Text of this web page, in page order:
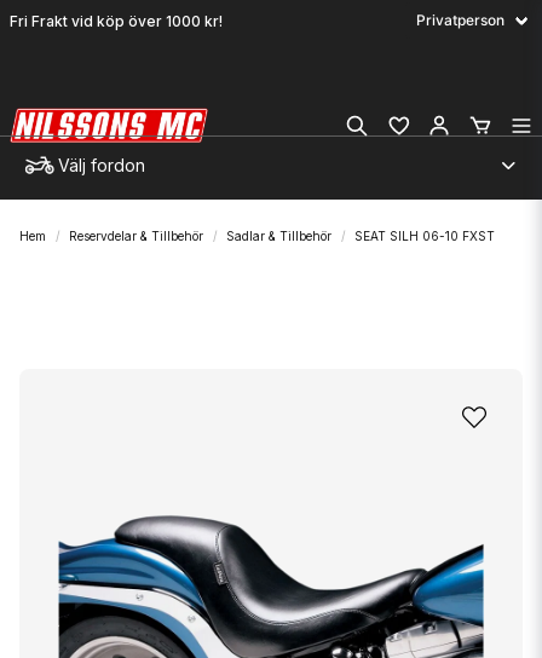
Fri Frakt vid köp över 1000 kr!
Välj fordon
Hem Reservdelar & Tillbehör Sadlar & Tillbehör SEAT SILH 06-10 FXST